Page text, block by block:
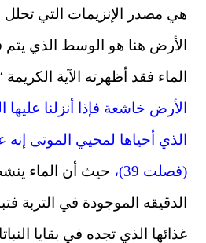
هي مصدر الإنزيمات التي تحلل
الأرض هنا هو الوسط الذي يتم
الماء فقد أظهرته الآية الكريمة
الأرض خاشعة فإذا أنزلنا
الذي أحياها لمحيي الموتى
(فصلت 39)،
حيث أن الماء
الدقيقه الموجودة في التربة
غذائها الذي تجده في بقايا